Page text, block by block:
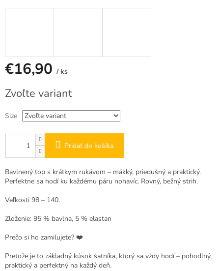
€16,90 / ks
cena:
Zvoľte variant
Size
Pridať do košíka
Bavlnený top s krátkym rukávom – mäkký, priedušný a praktický.
Perfektne sa hodí ku každému páru nohavíc. Rovný, bežný strih.
Veľkosti 98 – 140.
Zloženie: 95 % bavlna, 5 % elastan
Prečo si ho zamilujete? ❤️
Pretože je to základný kúsok šatníka, ktorý sa vždy hodí – pohodlný,
praktický a perfektný na každý deň.